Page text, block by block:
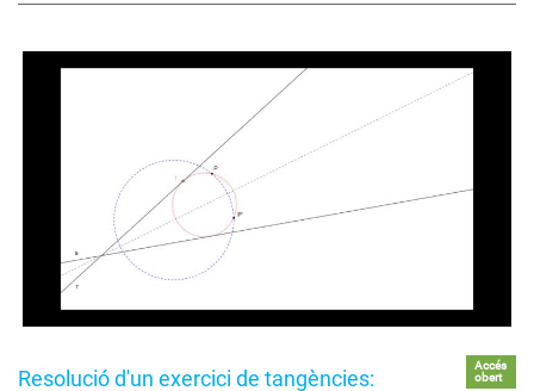
Resolució d'un exercici de tangències:
Accés
obert